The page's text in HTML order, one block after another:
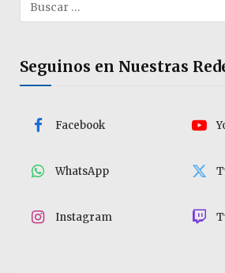
Seguinos en Nuestras
Facebook
WhatsApp
Instagram